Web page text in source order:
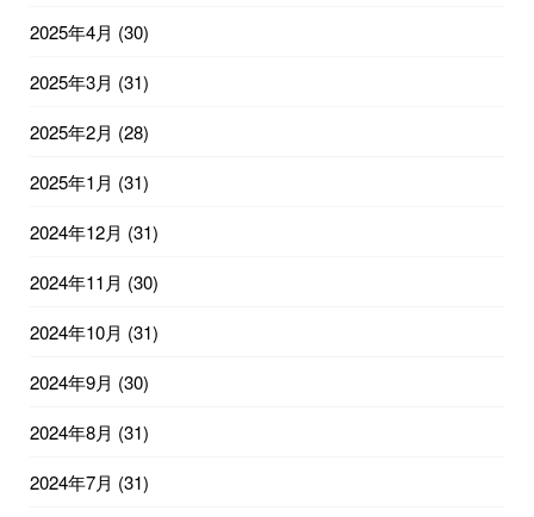
2025年4月 (30)
2025年3月 (31)
2025年2月 (28)
2025年1月 (31)
2024年12月 (31)
2024年11月 (30)
2024年10月 (31)
2024年9月 (30)
2024年8月 (31)
2024年7月 (31)